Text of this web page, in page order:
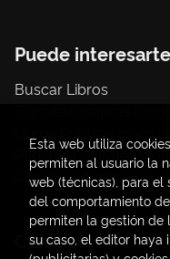
Puede interesarte
Buscar Libros
Papelería / material
Consumo Sostenible
Contacto
Esta web utiliza
permiten al usuario la
web (técnicas), para
del comportamiento
permiten la gestión de
su caso, el editor haya